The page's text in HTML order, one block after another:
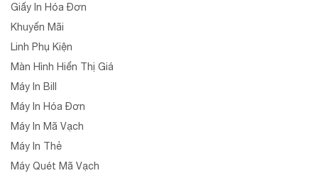
Giấy In Hóa Đơn
Khuyến Mãi
Linh Phụ Kiện
Màn Hình Hiển Thị Giá
Máy In Bill
Máy In Hóa Đơn
Máy In Mã Vạch
Máy In Thẻ
Máy Quét Mã Vạch